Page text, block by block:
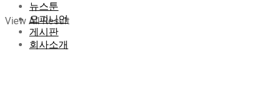
View All Result
뉴스툰
오피니언
게시판
회사소개